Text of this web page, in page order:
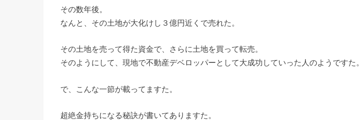
その数年後。
なんと、その土地が大化けし３億円近くで売れた。
その土地を売って得た資金で、さらに土地を買って転売。
そのようにして、現地で不動産デベロッパーとして大成功していった人のようですた。
で、こんな一節が載ってますた。
超絶金持ちになる秘訣が書いてありますた。